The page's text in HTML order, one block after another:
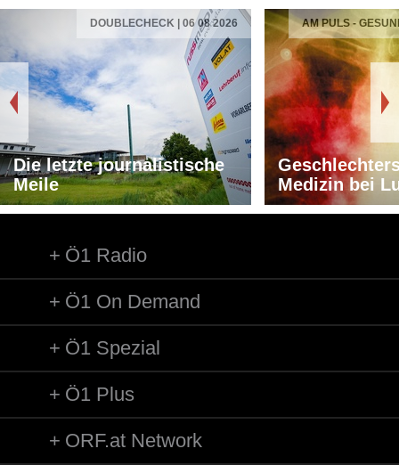
DOUBLECHECK | 06 08 2026
Die letzte journalistische
Meile
AM PULS -
Medizin bei
Ö1 Radio
Ö1 On Demand
Ö1 Spezial
Ö1 Plus
ORF.at Network